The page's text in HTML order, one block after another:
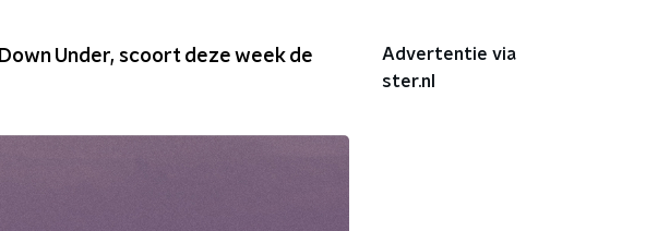
Under, scoort deze week de
Advertentie via
ster.nl